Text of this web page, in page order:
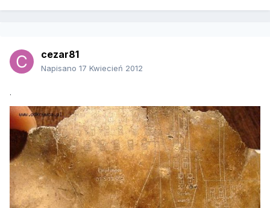
cezar81
Napisano 17 Kwiecień 2012
.